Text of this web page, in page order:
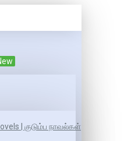
| குடும்ப நாவல்கள்